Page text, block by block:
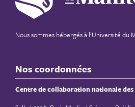
Nous sommes hébergés à l’Université du
Nos coordonnées
Centre de collaboration nationale